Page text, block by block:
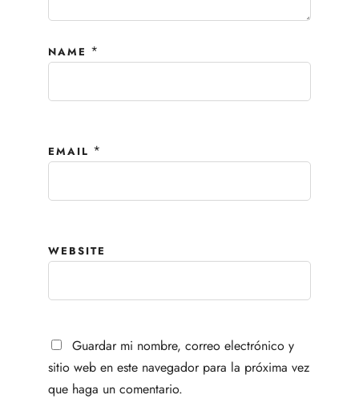
NAME *
EMAIL *
WEBSITE
Guardar mi nombre, correo electrónico y
sitio web en este navegador para la próxima vez
que haga un comentario.